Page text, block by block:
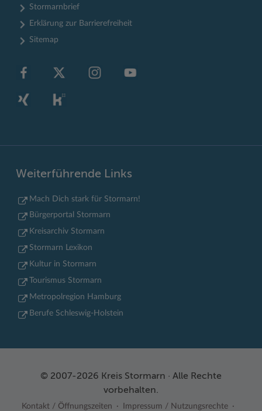
Stormarnbrief
Erklärung zur Barrierefreiheit
Sitemap
Weiterführende Links
Mach Dich stark für Stormarn!
Bürgerportal Stormarn
Kreisarchiv Stormarn
Stormarn Lexikon
Kultur in Stormarn
Tourismus Stormarn
Metropolregion Hamburg
Berufe Schleswig-Holstein
© 2007-2026 Kreis Stormarn · Alle Rechte
vorbehalten.
Kontakt / Öffnungszeiten Impressum / Nutzungsrechte